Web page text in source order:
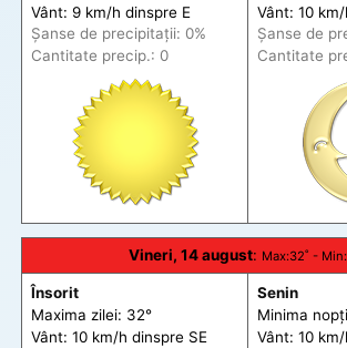
Vânt: 9 km/h dinspre E
Șanse de precipitații: 0%
Cantitate precip.: 0
Vânt: 10
Șanse de
Cantitate
Vineri, 14 august: Max:32˚ - Min
Însorit
Maxima zilei: 32°
Vânt: 10 km/h dinspre SE
Senin
Minima
Vânt: 10